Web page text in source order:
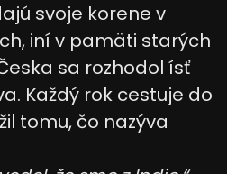
svoje korene v
iní v pamäti starých
sa rozhodol ísť
Každý rok cestuje do
tomu, čo nazýva